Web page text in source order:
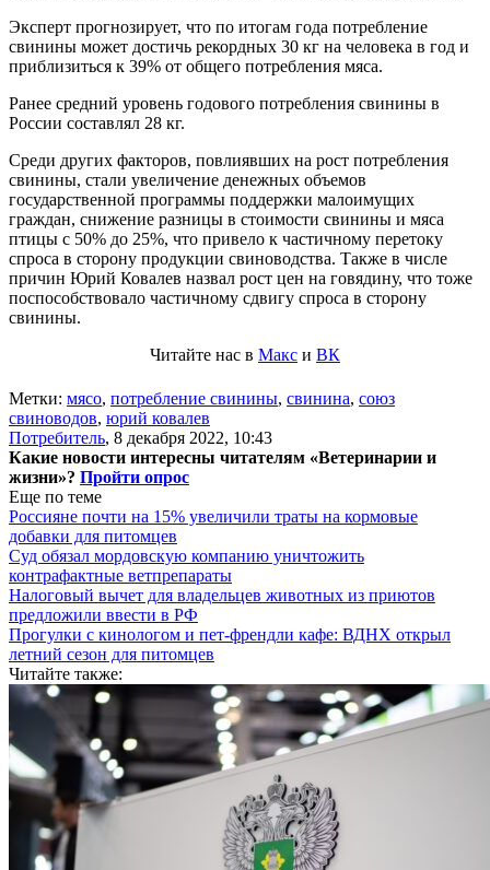
Эксперт прогнозирует, что по итогам года потребление
свинины может достичь рекордных 30 кг на человека в год и
приблизиться к 39% от общего потребления мяса.
Ранее средний уровень годового потребления свинины в
России составлял 28 кг.
Среди других факторов, повлиявших на рост потребления
свинины, стали увеличение денежных объемов
государственной программы поддержки малоимущих
граждан, снижение разницы в стоимости свинины и мяса
птицы с 50% до 25%, что привело к частичному перетоку
спроса в сторону продукции свиноводства. Также в числе
причин Юрий Ковалев назвал рост цен на говядину, что тоже
поспособствовало частичному сдвигу спроса в сторону
свинины.
Читайте нас в Макс и ВК
Метки: мясо, потребление свинины, свинина, союз
свиноводов, юрий ковалев
Потребитель, 8 декабря 2022, 10:43
Какие новости интересны читателям «Ветеринарии и
жизни»? Пройти опрос
Еще по теме
Россияне почти на 15% увеличили траты на кормовые
добавки для питомцев
Суд обязал мордовскую компанию уничтожить
контрафактные ветпрепараты
Налоговый вычет для владельцев животных из приютов
предложили ввести в РФ
Прогулки с кинологом и пет-френдли кафе: ВДНХ открыл
летний сезон для питомцев
Читайте также: